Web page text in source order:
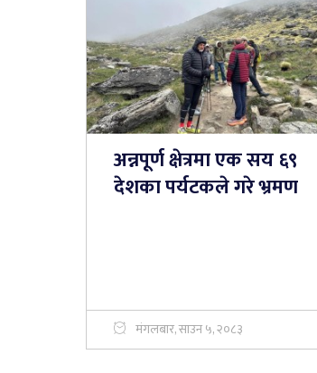
अन्नपूर्ण क्षेत्रमा एक सय ६९
देशका पर्यटकले गरे भ्रमण
मंगलबार, साउन ५, २०८३